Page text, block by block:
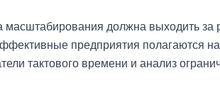
масштабирования должна выходить за
предприятия полагаются
тактового времени и анализ